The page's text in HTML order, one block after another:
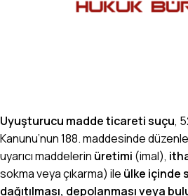
Uyuşturucu madde ticareti suçu,
Kanunu’nun 188. maddesinde
uyarıcı maddelerin üretimi (imal),
sokma veya çıkarma) ile ülke içinde
dağıtılması, depolanması veya